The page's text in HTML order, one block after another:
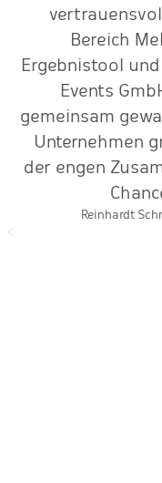
Bereich
Ergebnistool
Events
gemeinsam
Unternehmen
der engen
Reinhardt